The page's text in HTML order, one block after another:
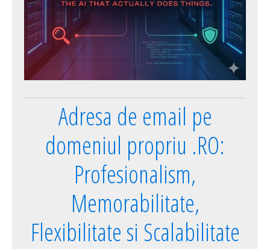
Adresa de email pe
domeniul propriu .RO:
Profesionalism,
Memorabilitate,
Flexibilitate si Scalabilitate